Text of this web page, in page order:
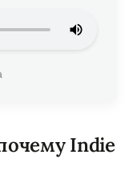
Indie